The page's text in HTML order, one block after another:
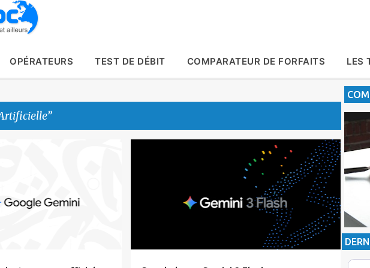
OPÉRATEURS TEST DE DÉBIT COMPARATEUR DE FORFAITS LES
Intelligence Artificielle